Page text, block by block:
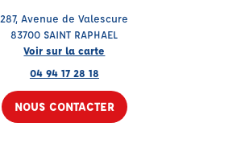
287, Avenue de Valescure
83700 SAINT RAPHAEL
Voir sur la carte
04 94 17 28 18
NOUS CONTACTER